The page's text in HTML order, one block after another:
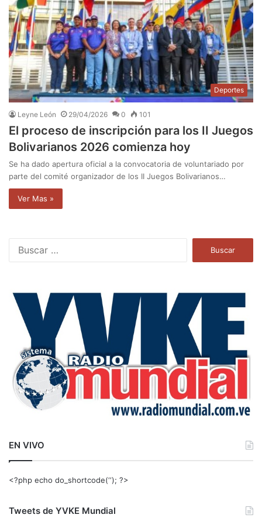
Deportes
Leyne León 29/04/2026 0 101
El proceso de inscripción para los II Juegos
Bolivarianos 2026 comienza hoy
Se ha dado apertura oficial a la convocatoria de voluntariado por
parte del comité organizador de los II Juegos Bolivarianos…
Ver Mas »
a
EN VIVO
<?php echo do_shortcode(‘‘); ?>
Tweets de YVKE Mundial